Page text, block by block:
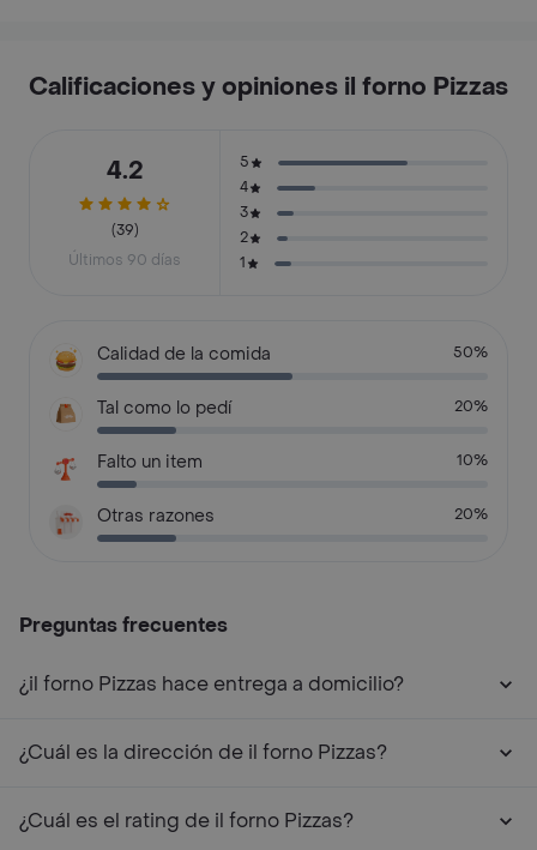
Calificaciones y opiniones il forno Pizzas
4.2
(39)
Últimos 90 días
5
4
3
2
1
Calidad de la comida 50%
Tal como lo pedí 20%
Falto un item 10%
Otras razones 20%
Preguntas frecuentes
¿il forno Pizzas hace entrega a domicilio?
¿Cuál es la dirección de il forno Pizzas?
¿Cuál es el rating de il forno Pizzas?